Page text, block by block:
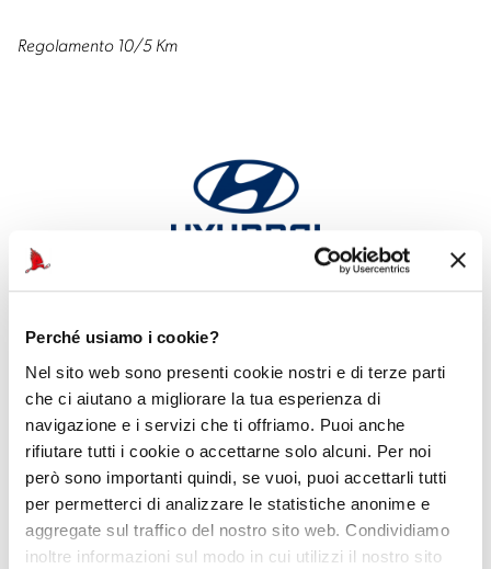
Perché usiamo i cookie?
Nel sito web sono presenti cookie nostri e di terze parti
che ci aiutano a migliorare la tua esperienza di
navigazione e i servizi che ti offriamo. Puoi anche
rifiutare tutti i cookie o accettarne solo alcuni. Per noi
però sono importanti quindi, se vuoi, puoi accettarli tutti
per permetterci di analizzare le statistiche anonime e
aggregate sul traffico del nostro sito web. Condividiamo
inoltre informazioni sul modo in cui utilizzi il nostro sito
Regolamento 10/5 Km